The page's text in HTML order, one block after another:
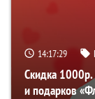
14:17:28
Скидка 1000р.
и подарков